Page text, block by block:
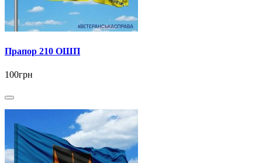
Прапор 210 ОШП
100грн